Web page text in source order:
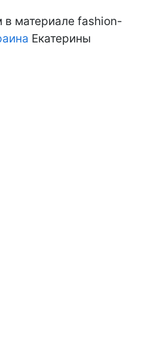
в материале fashion-
Екатерины